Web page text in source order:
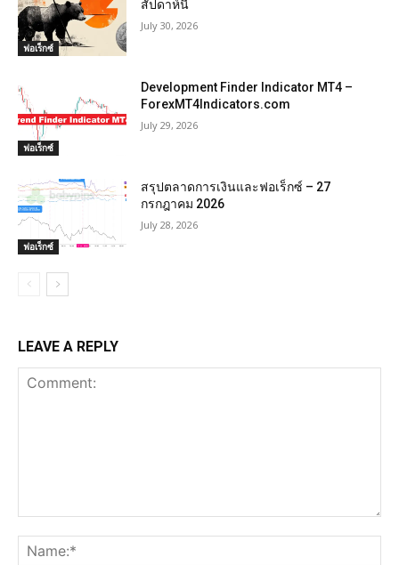
ฟอเร็กซ์
สัปดาห์นี้
July 30, 2026
ฟอเร็กซ์
Development Finder Indicator MT4 –
ForexMT4Indicators.com
July 29, 2026
ฟอเร็กซ์
สรุปตลาดการเงินและฟอเร็กซ์ – 27
กรกฎาคม 2026
July 28, 2026
LEAVE A REPLY